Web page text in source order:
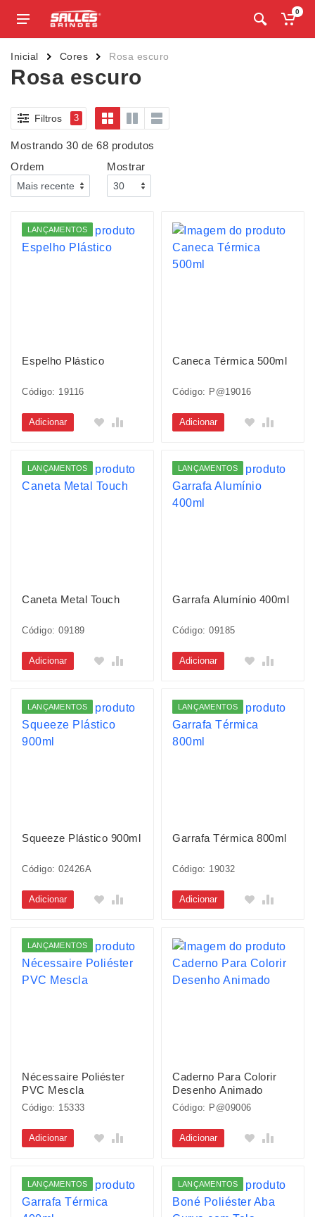
0
Inicial Cores Rosa escuro
Rosa escuro
Filtros 3
Mostrando 30 de 68 produtos
Ordem
Mostrar
LANÇAMENTOS
Espelho Plástico
Código: 19116
Adicionar
Caneca Térmica 500ml
Código: P@19016
Adicionar
LANÇAMENTOS
Caneta Metal Touch
Código: 09189
Adicionar
LANÇAMENTOS
Garrafa Alumínio 400ml
Código: 09185
Adicionar
LANÇAMENTOS
Squeeze Plástico 900ml
Código: 02426A
Adicionar
LANÇAMENTOS
Garrafa Térmica 800ml
Código: 19032
Adicionar
LANÇAMENTOS
Nécessaire Poliéster
PVC Mescla
Código: 15333
Adicionar
Caderno Para Colorir
Desenho Animado
Código: P@09006
Adicionar
LANÇAMENTOS LANÇAMENTOS